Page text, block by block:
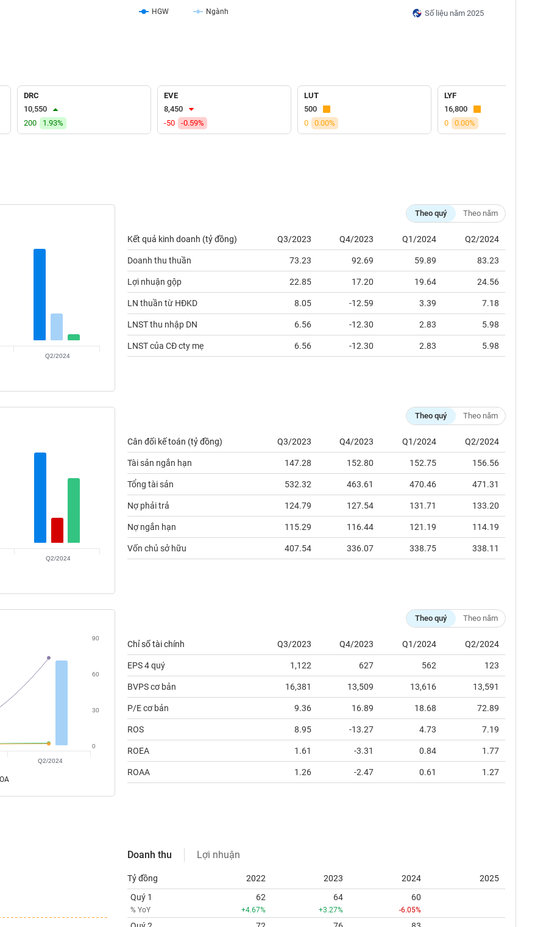
Số liệu năm 2025
HGW Ngành
DRC
10,550
200
1.93%
EVE
8,450
-50
-0.59%
LUT
500
0
0.00%
LYF
16,800
0
0.00%
Q2/2024
Theo quý Theo năm
Kết quả kinh doanh (tỷ đồng) Q3/2023 Q4/2023 Q1/2024 Q2/2024
Doanh thu thuần 73.23 92.69 59.89 83.23
Lợi nhuận gộp 22.85 17.20 19.64 24.56
LN thuần từ HĐKD 8.05 -12.59 3.39 7.18
LNST thu nhập DN 6.56 -12.30 2.83 5.98
LNST của CĐ cty mẹ 6.56 -12.30 2.83 5.98
Q2/2024
Theo quý Theo năm
Cân đối kế toán (tỷ đồng) Q3/2023 Q4/2023 Q1/2024 Q2/2024
Tài sản ngắn hạn 147.28 152.80 152.75 156.56
Tổng tài sản 532.32 463.61 470.46 471.31
Nợ phải trả 124.79 127.54 131.71 133.20
Nợ ngắn hạn 115.29 116.44 121.19 114.19
Vốn chủ sở hữu 407.54 336.07 338.75 338.11
0
30
60
90
Q2/2024
Theo quý Theo năm
Chỉ số tài chính Q3/2023 Q4/2023 Q1/2024 Q2/2024
EPS 4 quý 1,122 627 562 123
BVPS cơ bản 16,381 13,509 13,616 13,591
P/E cơ bản 9.36 16.89 18.68 72.89
ROS 8.95 -13.27 4.73 7.19
ROEA 1.61 -3.31 0.84 1.77
ROAA 1.26 -2.47 0.61 1.27
Doanh thu Lợi nhuận
Tỷ đồng 2022 2023 2024
2025
Quý 1
% YoY
62
+4.67%
64
+3.27%
60
-6.05%